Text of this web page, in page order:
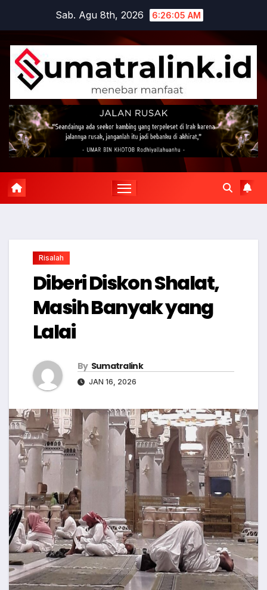
content
Sab. Agu 8th, 2026 6:26:06 AM
Risalah
Diberi Diskon Shalat,
Masih Banyak yang
Lalai
By Sumatralink
JAN 16, 2026